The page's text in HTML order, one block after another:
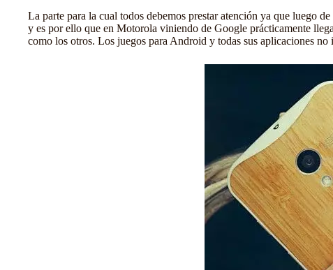
La parte para la cual todos debemos prestar atención ya que luego
y es por ello que en Motorola viniendo de Google prácticamente
como los otros. Los juegos para Android y todas sus aplicaciones